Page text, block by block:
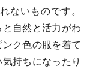
ないものです。
自然と活力がわ
ク色の服を着て
持ちになったり